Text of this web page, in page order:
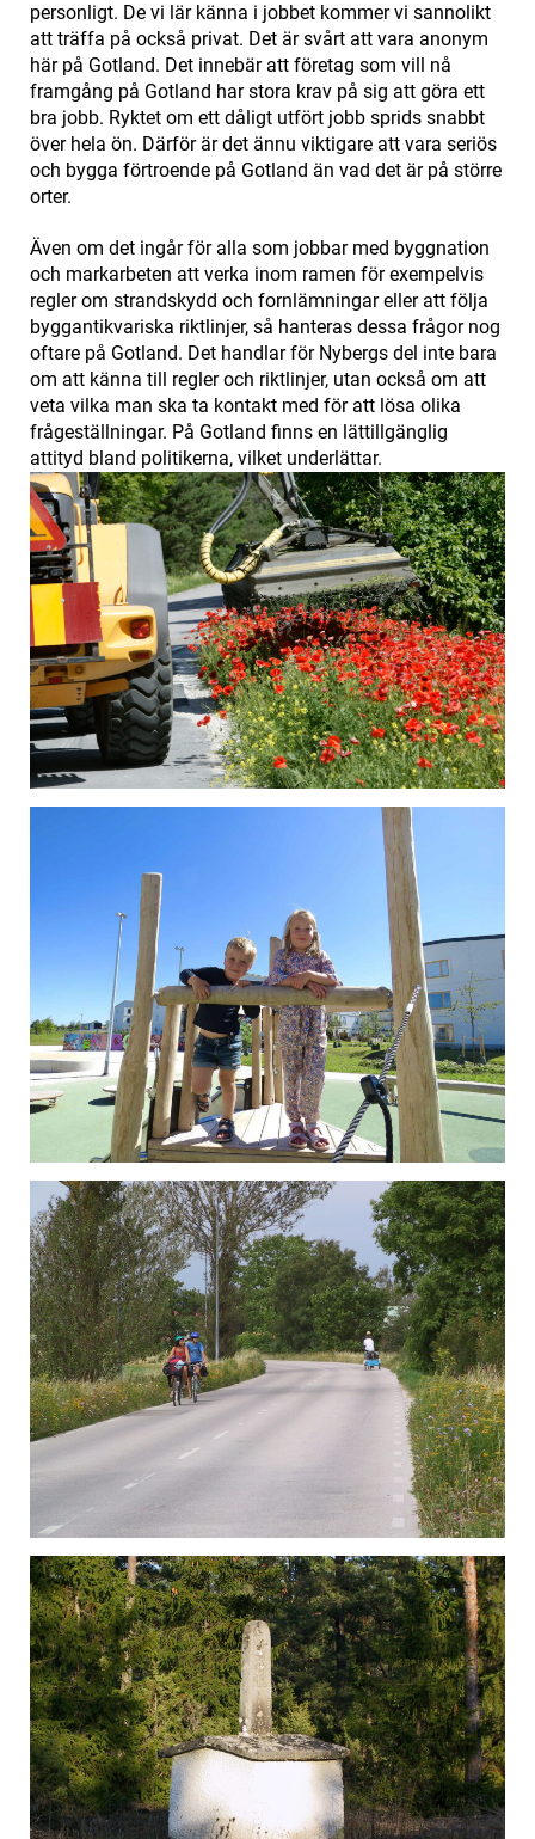
personligt. De vi lär känna i jobbet kommer vi sannolikt
att träffa på också privat. Det är svårt att vara anonym
här på Gotland. Det innebär att företag som vill nå
framgång på Gotland har stora krav på sig att göra ett
bra jobb. Ryktet om ett dåligt utfört jobb sprids snabbt
över hela ön. Därför är det ännu viktigare att vara seriös
och bygga förtroende på Gotland än vad det är på större
orter.
Även om det ingår för alla som jobbar med byggnation
och markarbeten att verka inom ramen för exempelvis
regler om strandskydd och fornlämningar eller att följa
byggantikvariska riktlinjer, så hanteras dessa frågor nog
oftare på Gotland. Det handlar för Nybergs del inte bara
om att känna till regler och riktlinjer, utan också om att
veta vilka man ska ta kontakt med för att lösa olika
frågeställningar. På Gotland finns en lättillgänglig
attityd bland politikerna, vilket underlättar.